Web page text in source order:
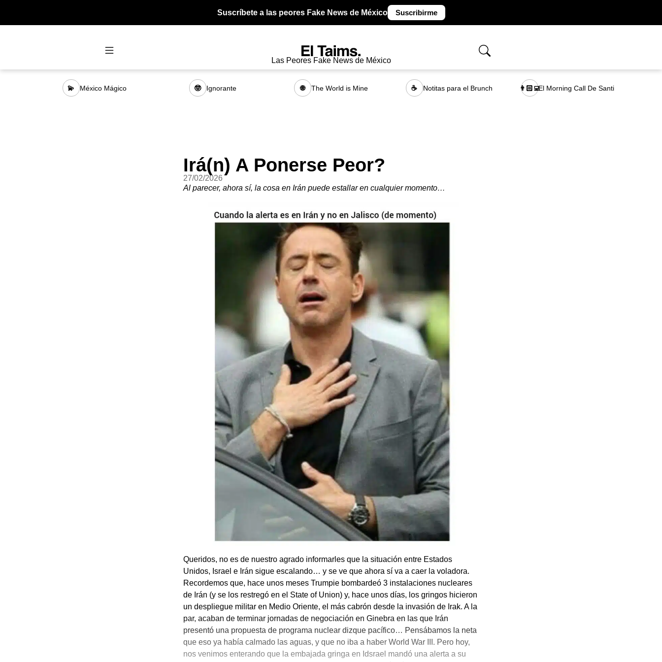
Suscríbete a las peores Fake News de México Suscribirme
Las Peores Fake News de México
💫 México Mágico 🤓 Ignorante 🌐 The World is Mine ☕ Notitas para el Brunch 👨🏻‍💻El Morning Call De Santi
Irá(n) A Ponerse Peor?
27/02/2026
Al parecer, ahora sí, la cosa en Irán puede estallar en cualquier momento…
Queridos, no es de nuestro agrado informarles que la situación entre Estados
Unidos, Israel e Irán sigue escalando… y se ve que ahora sí va a caer la voladora.
Recordemos que, hace unos meses Trumpie bombardeó 3 instalaciones nucleares
de Irán (y se los restregó en el State of Union) y, hace unos días, los gringos hicieron
un despliegue militar en Medio Oriente, el más cabrón desde la invasión de Irak. A la
par, acaban de terminar jornadas de negociación en Ginebra en las que Irán
presentó una propuesta de programa nuclear dizque pacífico… Pensábamos la neta
que eso ya había calmado las aguas, y que no iba a haber World War III. Pero hoy,
nos venimos enterando que la embajada gringa en Idsrael mandó una alerta a su